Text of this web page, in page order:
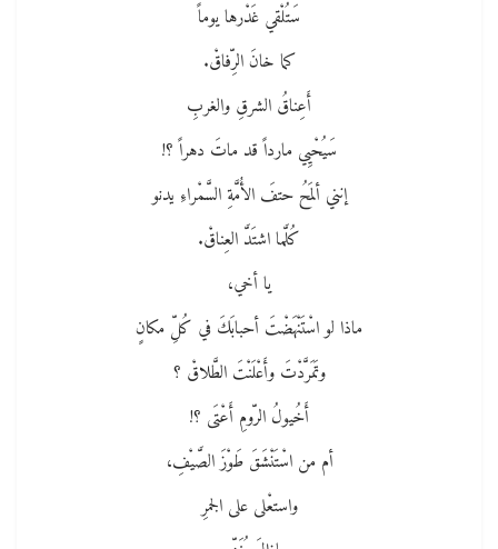
سَتُلْقي غَدْرها يوماً
كما خانَ الرِّفاقْ.
أَعِناقُ الشرقِ والغربِ
سَيُحْيِي مارداً قد ماتَ دهراً ؟!
إنني ألمَحُ حتفَ الأُمَّةِ السَّمْراءِ يدنو
كُلَّما اشتَدَّ العِناقْ.
يا أخي،
ماذا لو اسْتَنْهَضْتَ أحبابَكَ في كُلِّ مكانٍ
وتَمَرَّدْتَ وأَعْلَنْتَ الطَّلاقْ ؟
أَخُيولُ الرّومِ أَعْتَى ؟!
أم من اسْتَنْشَقَ طَوْزَ الصَّيْفِ،
واستعْلى على الجمرِ